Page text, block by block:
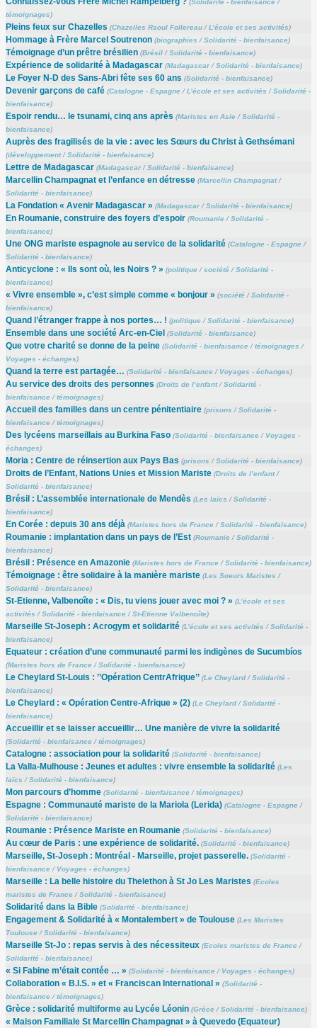
(Solidarité - bienfaisance/
témoignages)
Pleins feux sur Chazelles (Chazelles Raoul Follereau/L’école et ses activités)
Hommage à Frère Marcel Soutrenon (biographies /Solidarité - bienfaisance)
Témoignage d’un prêtre brésilien (Brésil/Solidarité - bienfaisance)
Expérience de solidarité à Madagascar (Madagascar/Solidarité - bienfaisance)
Le Foyer N-D des Sans-Abri fête ses 60 ans (Solidarité - bienfaisance)
Devenir garçons de café (Catalogne - Espagne/L’école et ses activités /Solidarité -
bienfaisance)
Espoir rendu… le tsunami, cinq ans après (Maristes en Asie/Solidarité -
bienfaisance)
Auprès des fragilisés de la vie : avec les Sœurs du Christ à Gethsémani
(développement/Solidarité - bienfaisance)
Lettre de Madagascar (Madagascar/Solidarité - bienfaisance)
Marcellin Champagnat et l’enfance en détresse (Marcellin Champagnat/
Solidarité - bienfaisance)
La Fondation « Avenir Madagascar » (Madagascar/Solidarité - bienfaisance)
En Roumanie, construire des foyers d’espoir (Roumanie/Solidarité -
bienfaisance)
Une ONG mariste espagnole au service de la solidarité (Catalogne - Espagne/
Solidarité - bienfaisance)
Anticyclone : « Ils sont où, les Noirs ? » (politique/société/Solidarité -
bienfaisance)
« Vivre ensemble », c’est simple comme « bonjour » (société/Solidarité -
bienfaisance)
Quand l’étranger frappe à nos portes… ! (politique/Solidarité - bienfaisance)
Ensemble dans une société Arc-en-Ciel (Solidarité - bienfaisance)
Que votre charité se donne de la peine (Solidarité - bienfaisance/témoignages /
Voyages - échanges)
Quand la terre est partagée… (Solidarité - bienfaisance/ Voyages - échanges)
Au service des droits des personnes (Droits de l’enfant/Solidarité -
bienfaisance/témoignages)
Accueil des familles dans un centre pénitentiaire (prisons /Solidarité -
bienfaisance/témoignages)
Des lycéens marseillais au Burkina Faso (Solidarité - bienfaisance/ Voyages -
échanges)
Moria : Centre de réinsertion aux Pays Bas (prisons /Solidarité - bienfaisance)
Droits de l’Enfant, Nations Unies et Mission Mariste (Droits de l’enfant/
Solidarité - bienfaisance)
Brésil : L’assemblée internationale de Mendès (Les laïcs /Solidarité -
bienfaisance)
En Corée : depuis 30 ans déjà (Maristes hors de France/Solidarité - bienfaisance)
Roumanie : implantation dans un pays de l’Est (Roumanie/Solidarité -
bienfaisance)
Brésil : Présence en Amazonie (Maristes hors de France/Solidarité - bienfaisance)
Témoignage : être solidaire à la manière mariste (Les Soeurs Maristes /
Solidarité - bienfaisance)
St-Etienne, Valbenoîte : « Dis, tu viens jouer avec moi ? » (L’école et ses
activités /Solidarité - bienfaisance/St-Etienne Valbenoîte)
Marseille St-Joseph : Acrogym et solidarité (L’école et ses activités /Solidarité -
bienfaisance)
Equateur : création d’une communauté parmi les indigènes de Sucumbíos
(Maristes hors de France/Solidarité - bienfaisance)
Le Cheylard St-Louis : ’’Opération CentrAfrique’’ (Le Cheylard/Solidarité -
bienfaisance)
Le Cheylard : « Opération Centre-Afrique » (2) (Le Cheylard/Solidarité -
bienfaisance)
Accueillir et se laisser accueillir… Une manière de vivre la solidarité
(Solidarité - bienfaisance/témoignages)
Catalogne : association pour la solidarité (Solidarité - bienfaisance)
La Valla-Mulhouse : Jeunes et adultes : vivre ensemble la solidarité (Les
laïcs /Solidarité - bienfaisance)
Mon parcours d’homme (Solidarité - bienfaisance/témoignages)
Espagne : Communauté mariste de la Mariola (Lerida) (Catalogne - Espagne/
Solidarité - bienfaisance)
Roumanie : Présence Mariste en Roumanie (Solidarité - bienfaisance)
Au cœur de Paris : une expérience de solidarité. (Solidarité - bienfaisance)
Marseille, St-Joseph : Montréal - Marseille, projet passerelle. (Solidarité -
bienfaisance/ Voyages - échanges)
Marseille : La belle histoire du Thelethon à St Jo Les Maristes (Ecoles
maristes de France/Solidarité - bienfaisance)
Solidarité dans la Bible (Solidarité - bienfaisance)
Engagement & Solidarité à « Montalembert » de Toulouse (Les Maristes
Toulouse/Solidarité - bienfaisance)
Marseille St-Jo : repas servis à des nécessiteux (Ecoles maristes de France/
Solidarité - bienfaisance)
« Si Fabine m’était contée … » (Solidarité - bienfaisance/ Voyages - échanges)
Collaboration « B.I.S. » et « Franciscan International » (Solidarité -
bienfaisance/témoignages)
Grèce : solidarité multiforme au Lycée Léonin (Grèce/Solidarité - bienfaisance)
« Maison Familiale St Marcellin Champagnat » à Quevedo (Equateur)